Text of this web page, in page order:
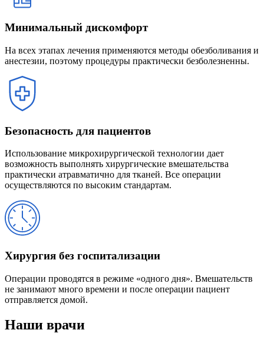
Минимальный дискомфорт
На всех этапах лечения применяются методы обезболивания и
анестезии, поэтому процедуры практически безболезненны.
Безопасность для пациентов
Использование микрохирургической технологии дает
возможность выполнять хирургические вмешательства
практически атравматично для тканей. Все операции
осуществляются по высоким стандартам.
Хирургия без госпитализации
Операции проводятся в режиме «одного дня». Вмешательств
не занимают много времени и после операции пациент
отправляется домой.
Наши врачи